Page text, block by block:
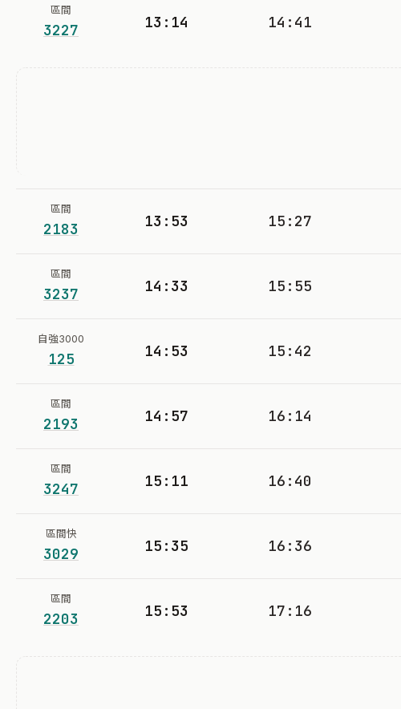
區間
3227 13:14 14:41
區間
2183 13:53 15:27
區間
3237 14:33 15:55
自強3000
125 14:53 15:42
區間
2193 14:57 16:14
區間
3247 15:11 16:40
區間快
3029 15:35 16:36
區間
2203 15:53 17:16